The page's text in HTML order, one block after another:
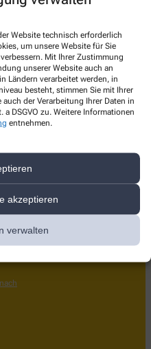
Website technisch erforderlich
um unsere Website für Sie
Mit Ihrer Zustimmung
unserer Website auch an
Ländern verarbeitet werden, in
besteht, stimmen Sie mit Ihrer
der Verarbeitung Ihrer Daten in
DSGVO zu. Weitere Informationen
entnehmen.
akzeptieren
verwalten
WhatsApp.
Ihnen für die Nutzung